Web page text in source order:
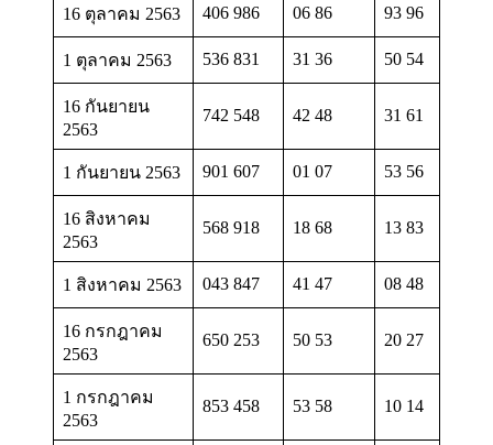
16 ตุลาคม 2563 406 986 06 86 93 96
1 ตุลาคม 2563 536 831 31 36 50 54
16 กันยายน
2563
742 548 42 48 31 61
1 กันยายน 2563 901 607 01 07 53 56
16 สิงหาคม
2563
568 918 18 68 13 83
1 สิงหาคม 2563 043 847 41 47 08 48
16 กรกฎาคม
2563
650 253 50 53 20 27
1 กรกฎาคม
2563
853 458 53 58 10 14